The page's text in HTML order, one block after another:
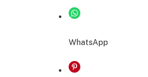
WhatsApp